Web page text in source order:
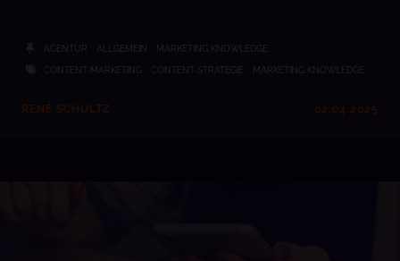
AGENTUR ALLGEMEIN MARKETING KNOWLEDGE
CONTENT-MARKETING CONTENT-STRATEGIE MARKETING KNOWLEDGE
RENÉ SCHULTZ 02.04.2025